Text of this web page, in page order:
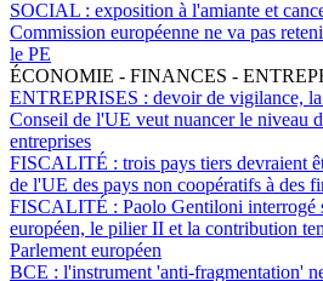
SOCIAL : exposition à l'amiante et
Commission européenne ne va pas
le PE
ÉCONOMIE - FINANCES -
ENTREPRISES : devoir de vigilance,
Conseil de l'UE veut nuancer le niveau
entreprises
FISCALITÉ : trois pays tiers devraient
de l'UE des pays non coopératifs à des
FISCALITÉ : Paolo Gentiloni interrogé
européen, le pilier II et la contribution
Parlement européen
BCE : l'instrument 'anti-fragmentation'